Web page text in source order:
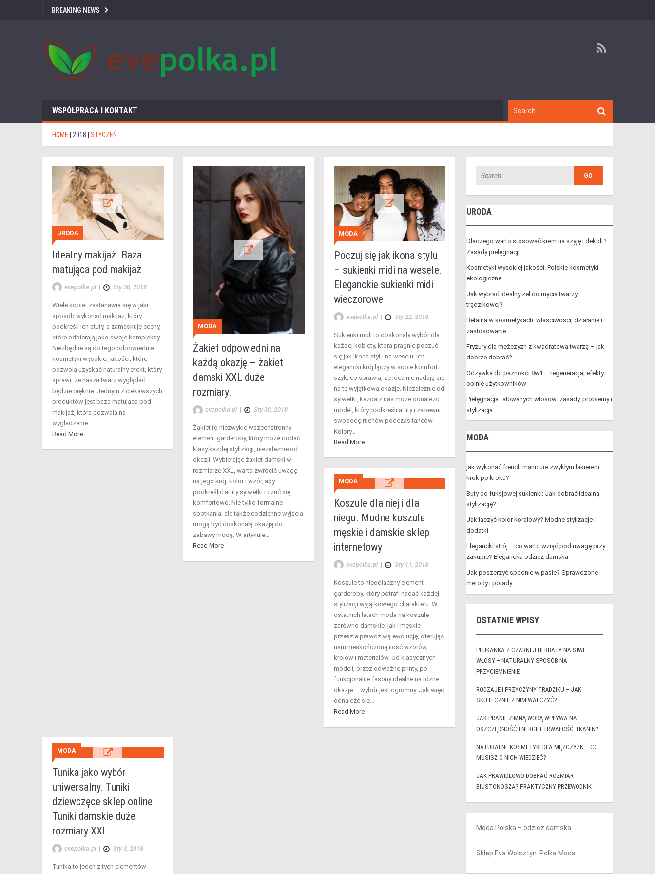
BREAKING NEWS
WSPÓŁPRACA I KONTAKT
HOME 2018 STYCZEŃ
URODA
Idealny makijaż. Baza
matująca pod makijaż
evepolka.pl | Sty 30, 2018
Wiele kobiet zastanawia się w jaki
sposób wykonać makijaż, który
podkreśli ich atuty, a zamaskuje cechy,
które odbierają jako swoje kompleksy.
Niezbędne są do tego odpowiednie
kosmetyki wysokiej jakości, które
pozwolą uzyskać naturalny efekt, który
sprawi, że nasza twarz wyglądać
będzie pięknie. Jednym z ciekawszych
produktów jest baza matująca pod
makijaż, która pozwala na
wygładzenie…
Read More
MODA
Żakiet odpowiedni na
każdą okazję – żakiet
damski XXL duże
rozmiary.
evepolka.pl| Sty 30, 2018
Żakiet to niezwykle wszechstronny
element garderoby, który może dodać
klasy każdej stylizacji, niezależnie od
okazji. Wybierając żakiet damski w
rozmiarze XXL, warto zwrócić uwagę
na jego krój, kolor i wzór, aby
podkreślić atuty sylwetki i czuć się
komfortowo. Nie tylko formalne
spotkania, ale także codzienne wyjścia
mogą być doskonałą okazją do
zabawy modą. W artykule…
Read More
MODA
Poczuj się jak ikona stylu
– sukienki midi na wesele.
Eleganckie sukienki midi
wieczorowe
evepolka.pl| Sty 22, 2018
Sukienki midi to doskonały wybór dla
każdej kobiety, która pragnie poczuć
się jak ikona stylu na weselu. Ich
elegancki krój łączy w sobie komfort i
szyk, co sprawia, że idealnie nadają się
na tę wyjątkową okazję. Niezależnie od
sylwetki, każda z nas może odnaleźć
model, który podkreśli atuty i zapewni
swobodę ruchów podczas tańców.
Kolory…
Read More
MODA
Koszule dla niej i dla
niego. Modne koszule
męskie i damskie sklep
internetowy
evepolka.pl| Sty 11, 2018
Koszule to nieodłączny element
garderoby, który potrafi nadać każdej
stylizacji wyjątkowego charakteru. W
ostatnich latach moda na koszule
zarówno damskie, jak i męskie
przeszła prawdziwą ewolucję, oferując
nam nieskończoną ilość wzorów,
krojów i materiałów. Od klasycznych
modeli, przez odważne printy, po
funkcjonalne fasony idealne na różne
okazje – wybór jest ogromny. Jak więc
odnaleźć się…
Read More
MODA
Tunika jako wybór
uniwersalny. Tuniki
dziewczęce sklep online.
Tuniki damskie duże
rozmiary XXL
evepolka.pl | Sty 3, 2018
Tunika to jeden z tych elementów
URODA
Dlaczego warto stosować krem na szyję i dekolt?
Zasady pielęgnacji
Kosmetyki wysokiej jakości. Polskie kosmetyki
ekologiczne
Jak wybrać idealny żel do mycia twarzy
trądzikowej?
Betaina w kosmetykach: właściwości, działanie i
zastosowanie
Fryzury dla mężczyzn z kwadratową twarzą – jak
dobrze dobrać?
Odżywka do paznokci 8w1 – regeneracja, efekty i
opinie użytkowników
Pielęgnacja falowanych włosów: zasady, problemy i
stylizacja
MODA
jak wykonać french manicure zwykłym lakierem
krok po kroku?
Buty do fuksjowej sukienki: Jak dobrać idealną
stylizację?
Jak łączyć kolor koralowy? Modne stylizacje i
dodatki
Elegancki strój – co warto wziąć pod uwagę przy
zakupie? Elegancka odzież damska
Jak poszerzyć spodnie w pasie? Sprawdzone
metody i porady
OSTATNIE WPISY
PŁUKANKA Z CZARNEJ HERBATY NA SIWE
WŁOSY – NATURALNY SPOSÓB NA
PRZYCIEMNIENIE
RODZAJE I PRZYCZYNY TRĄDZIKU – JAK
SKUTECZNIE Z NIM WALCZYĆ?
JAK PRANIE ZIMNĄ WODĄ WPŁYWA NA
OSZCZĘDNOŚĆ ENERGII I TRWAŁOŚĆ TKANIN?
NATURALNE KOSMETYKI DLA MĘŻCZYZN – CO
MUSISZ O NICH WIEDZIEĆ?
JAK PRAWIDŁOWO DOBRAĆ ROZMIAR
BIUSTONOSZA? PRAKTYCZNY PRZEWODNIK
Moda Polska – odzież damska
Sklep Eva Wolsztyn: Polka Moda